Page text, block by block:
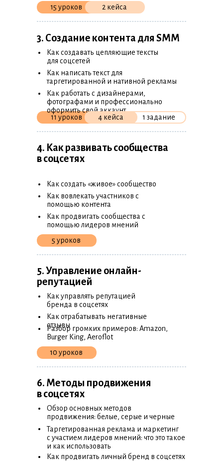
15 уроков 2 кейса
1 задание
11 уроков
10 уроков
5 уроков
6. Методы продвижения
в соцсетях
Обзор основных методов
продвижения: белые, серые и черные
•
Таргетированная реклама и маркетинг
с участием лидеров мнений: что это такое
и как использовать
•
Как продвигать личный бренд в соцсетях
•
Как создавать цепляющие тексты
для соцсетей
3. Создание контента для SMM
•
Как написать текст для
таргетированной и нативной рекламы
•
Как работать с дизайнерами,
фотографами и профессионально
оформить свой аккаунт
•
5. Управление онлайн-
репутацией
Как управлять репутацией
бренда в соцсетях
•
Как отрабатывать негативные
отзывы
•
Разбор громких примеров: Amazon,
Burger King, Aeroflot
•
4. Как развивать сообщества
в соцсетях
Как создать «живое» сообщество
•
Как вовлекать участников с
помощью контента
•
Как продвигать сообщества с
помощью лидеров мнений
•
4 кейса